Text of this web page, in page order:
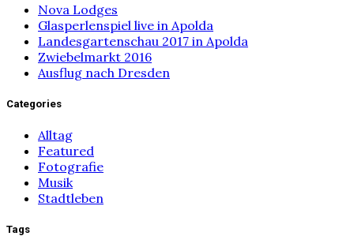
Nova Lodges
Glasperlenspiel live in Apolda
Landesgartenschau 2017 in Apolda
Zwiebelmarkt 2016
Ausflug nach Dresden
Categories
Alltag
Featured
Fotografie
Musik
Stadtleben
Tags